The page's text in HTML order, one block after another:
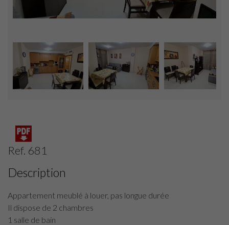
Ref. 681
Description
Appartement meublé à louer, pas longue durée
Il dispose de 2 chambres
1 salle de bain